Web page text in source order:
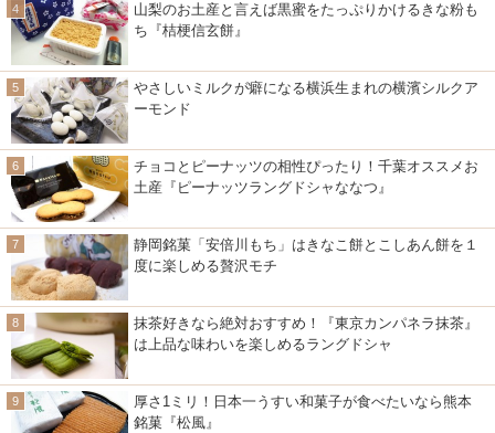
山梨のお土産と言えば黒蜜をたっぷりかけるきな粉も
ち『桔梗信玄餅』
やさしいミルクが癖になる横浜生まれの横濱シルクア
ーモンド
チョコとピーナッツの相性ぴったり！千葉オススメお
土産『ピーナッツラングドシャななつ』
静岡銘菓「安倍川もち」はきなこ餅とこしあん餅を１
度に楽しめる贅沢モチ
抹茶好きなら絶対おすすめ！『東京カンパネラ抹茶』
は上品な味わいを楽しめるラングドシャ
厚さ1ミリ！日本一うすい和菓子が食べたいなら熊本
銘菓『松風』